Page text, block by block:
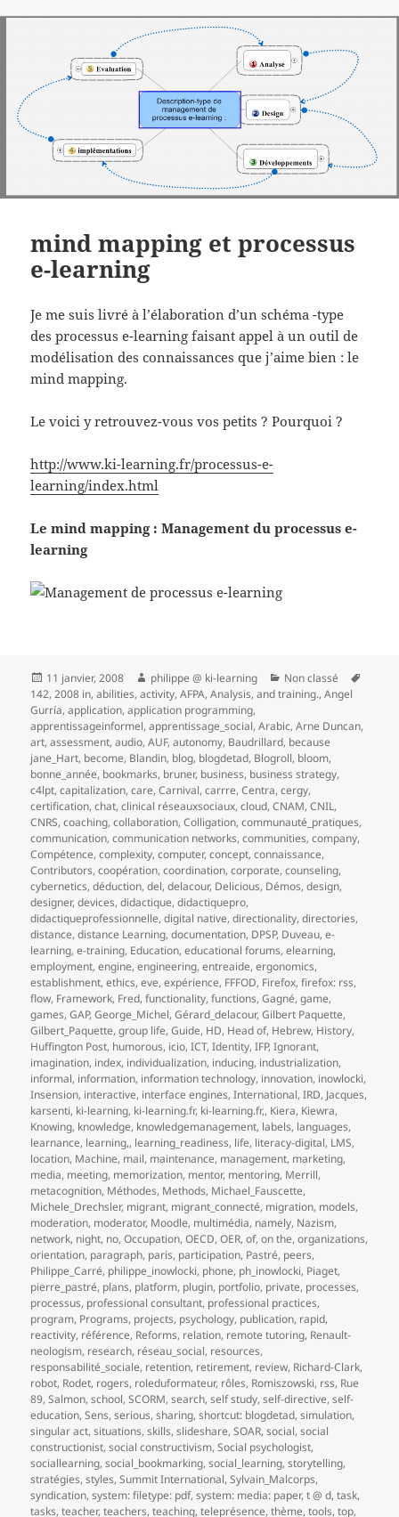
mind mapping et processus
e-learning
Je me suis livré à l’élaboration d’un schéma -type
des processus e-learning faisant appel à un outil de
modélisation des connaissances que j’aime bien : le
mind mapping.
Le voici y retrouvez-vous vos petits ? Pourquoi ?
http://www.ki-learning.fr/processus-e-
learning/index.html
Le mind mapping : Management du processus e-
learning
Publié
le
11 janvier, 2008 Auteur
philippe @ ki-learning Catégories
Non classé
142,2008 in,abilities,activity,AFPA,Analysis,and training.,Angel
Gurría,application,application programming,
apprentissageinformel,apprentissage_social,Arabic,Arne Duncan,
art,assessment,audio,AUF,autonomy, Baudrillard, because
jane_Hart, become, Blandin, blog, blogdetad, Blogroll, bloom,
bonne_année, bookmarks, bruner, business, business strategy,
c4lpt,capitalization,care,Carnival,carrre,Centra,cergy,
certification,chat,clinical réseauxsociaux,cloud,CNAM,CNIL,
CNRS,coaching,collaboration,Colligation,communauté_pratiques,
communication,communication networks,communities,company,
Compétence,complexity,computer,concept,connaissance,
Contributors,coopération,coordination,corporate,counseling,
cybernetics,déduction,del,delacour, Delicious, Démos,design,
designer,devices,didactique,didactiquepro,
didactiqueprofessionnelle,digital native,directionality,directories,
distance,distance Learning,documentation, DPSP, Duveau,e-
learning,e-training, Education,educational forums,elearning,
employment,engine,engineering,entreaide,ergonomics,
establishment,ethics,eve,expérience, FFFOD, Firefox,firefox: rss,
flow, Framework, Fred,functionality,functions,Gagné,game,
games,GAP,George_Michel,Gérard_delacour,Gilbert Paquette,
Gilbert_Paquette,group life,Guide, HD, Head of, Hebrew, History,
Huffington Post, humorous, icio,ICT,Identity,IFP,Ignorant,
imagination, index, individualization, inducing, industrialization,
informal, information, information technology, innovation, inowlocki,
Insension, interactive, interface engines,International,IRD, Jacques,
karsenti, ki-learning, ki-learning.fr, ki-learning.fr,, Kiera, Kiewra,
Knowing, knowledge, knowledgemanagement, labels, languages,
learnance, learning,, learning_readiness, life, literacy-digital, LMS,
location, Machine, mail, maintenance, management, marketing,
media, meeting, memorization, mentor, mentoring, Merrill,
metacognition, Méthodes, Methods, Michael_Fauscette,
Michele_Drechsler, migrant, migrant_connecté, migration, models,
moderation, moderator, Moodle, multimédia, namely, Nazism,
network, night, no,Occupation,OECD,OER,of,on the,organizations,
orientation, paragraph, paris, participation, Pastré, peers,
Philippe_Carré, philippe_inowlocki, phone, ph_inowlocki, Piaget,
pierre_pastré, plans, platform, plugin, portfolio, private, processes,
processus, professional consultant, professional practices,
program, Programs, projects, psychology, publication, rapid,
reactivity, référence, Reforms, relation, remote tutoring, Renault-
neologism, research, réseau_social, resources,
responsabilité_sociale, retention, retirement, review, Richard-Clark,
robot, Rodet, rogers, roleduformateur, rôles, Romiszowski, rss, Rue
89,Salmon,school,SCORM,search,self study,self-directive,self-
education,Sens,serious,sharing,shortcut: blogdetad,simulation,
singular act,situations,skills,slideshare,SOAR,social,social
constructionist,social constructivism,Social psychologist,
sociallearning,social_bookmarking,social_learning,storytelling,
stratégies,styles,Summit International,Sylvain_Malcorps,
syndication,system: filetype: pdf,system: media: paper,t @ d,task,
tasks,teacher,teachers,teaching,teleprésence,thème,tools,top,